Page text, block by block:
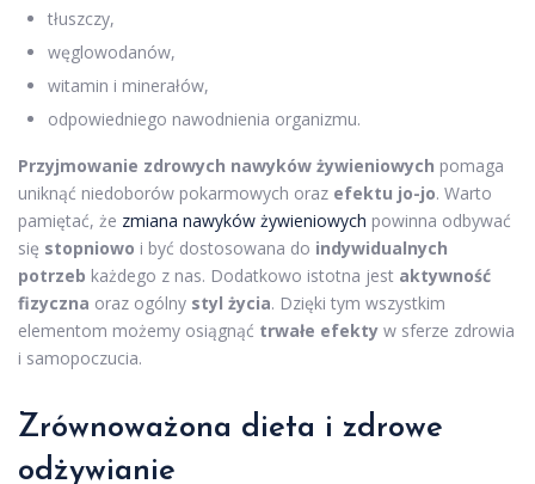
tłuszczy,
węglowodanów,
witamin i minerałów,
odpowiedniego nawodnienia organizmu.
Przyjmowanie zdrowych nawyków żywieniowych pomaga
uniknąć niedoborów pokarmowych oraz efektu jo-jo. Warto
pamiętać, że zmiana nawyków żywieniowych powinna odbywać
się stopniowo i być dostosowana do indywidualnych
potrzeb każdego z nas. Dodatkowo istotna jest aktywność
fizyczna oraz ogólny styl życia. Dzięki tym wszystkim
elementom możemy osiągnąć trwałe efekty w sferze zdrowia
i samopoczucia.
Zrównoważona dieta i zdrowe
odżywianie